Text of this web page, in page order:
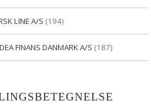
LINE A/S (194)
FINANS DANMARK A/S (187)